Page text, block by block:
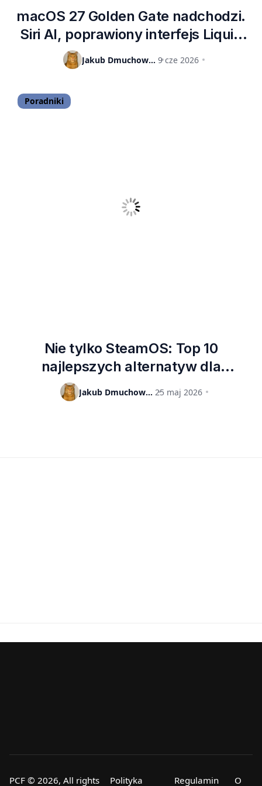
macOS 27 Golden Gate nadchodzi.
Siri AI, poprawiony interfejs Liquid
Glass i rozwód z Intelem
Jakub Dmuchowski 9 cze 2026
Poradniki
Nie tylko SteamOS: Top 10
najlepszych alternatyw dla
Windows. Gracze, przeciętni i
bardziej zaawansowani użytkownicy
Jakub Dmuchowski 25 maj 2026
PCF © 2026, All rights Polityka Regulamin O